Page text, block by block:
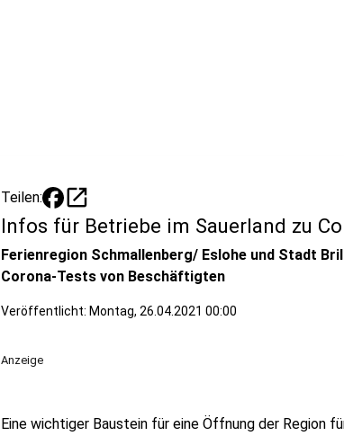
Teilen: open_in_new
Infos für Betriebe im Sauerland zu
Ferienregion Schmallenberg/ Eslohe und Stadt
Corona-Tests von Beschäftigten
Veröffentlicht: Montag, 26.04.2021 00:00
Anzeige
Eine wichtiger Baustein für eine Öffnung der Region